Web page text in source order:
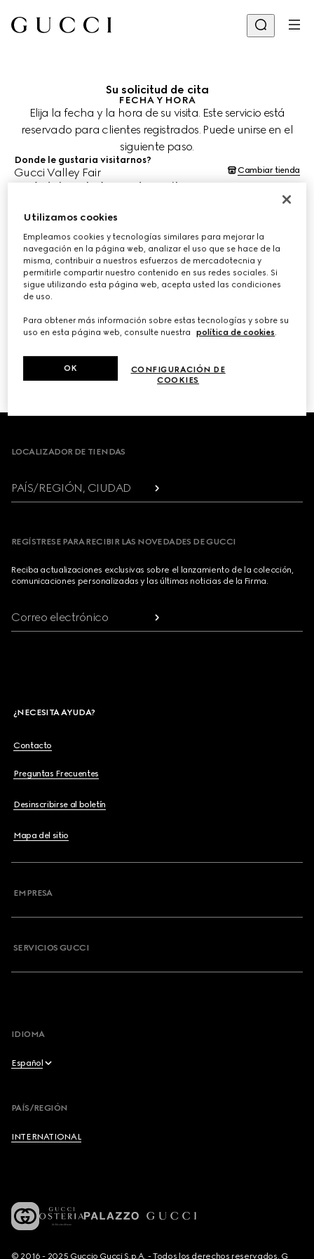
Su solicitud de cita
FECHA Y HORA
Elija la fecha y la hora de su visita. Este servicio está
reservado para clientes registrados. Puede unirse en el
siguiente paso.
Donde le gustaria visitarnos?
Gucci Valley Fair Cambiar tienda
¿Cuándo le gustaría agendar su cita?
Las fechas y horas se muestran en la hora local de la tienda (PST) y
están sujetas a la confirmación del equipo de asesoría de clientes.
ELIJA EL HORARIO*
/3
Footer
LOCALIZADOR DE TIENDAS
PAÍS/REGIÓN, CIUDAD
REGÍSTRESE PARA RECIBIR LAS NOVEDADES DE GUCCI
Reciba actualizaciones exclusivas sobre el lanzamiento de la colección,
comunicaciones personalizadas y las últimas noticias de la Firma.
Correo electrónico
¿NECESITA AYUDA?
Contacto
Preguntas Frecuentes
Desinscribirse al boletín
Mapa del sitio
EMPRESA
SERVICIOS GUCCI
IDIOMA
Español
Français
PAÍS/REGIÓN
INTERNATIONAL
© 2016 - 2025 Guccio Gucci S.p.A. - Todos los derechos reservados. G
Utilizamos cookies
Empleamos cookies y tecnologías similares para mejorar la
navegación en la página web, analizar el uso que se hace de la
misma, contribuir a nuestros esfuerzos de mercadotecnia y
permitirle compartir nuestro contenido en sus redes sociales. Si
sigue utilizando esta página web, acepta usted las condiciones
de uso.
Para obtener más información sobre estas tecnologías y sobre su
uso en esta página web, consulte nuestra
política de cookies.
CONFIGURACIÓN DE
COOKIES
OK